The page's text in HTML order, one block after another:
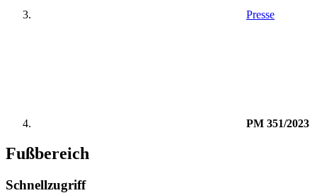
Presse
PM 351/2023
Fußbereich
Schnellzugriff